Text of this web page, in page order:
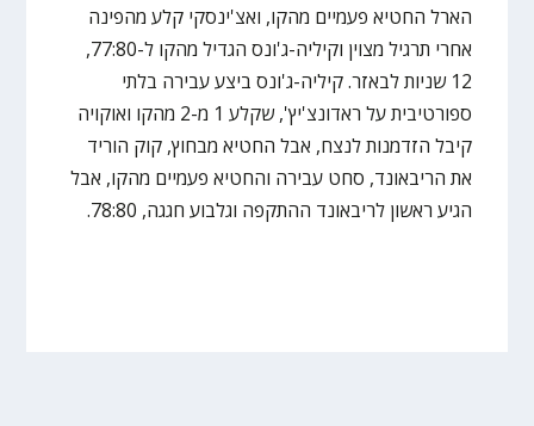
הארל החטיא פעמיים מהקו, ואצ'ינסקי קלע מהפינה
אחרי תרגיל מצוין וקיליה-ג'ונס הגדיל מהקו ל-77:80,
12 שניות לבאזר. קיליה-ג'ונס ביצע עבירה בלתי
ספורטיבית על ראדונצ'יץ', שקלע 1 מ-2 מהקו ואוקויה
קיבל הזדמנות לנצח, אבל החטיא מבחוץ, קוק הוריד
את הריבאונד, סחט עבירה והחטיא פעמיים מהקו, אבל
הגיע ראשון לריבאונד ההתקפה וגלבוע חגגה, 78:80.